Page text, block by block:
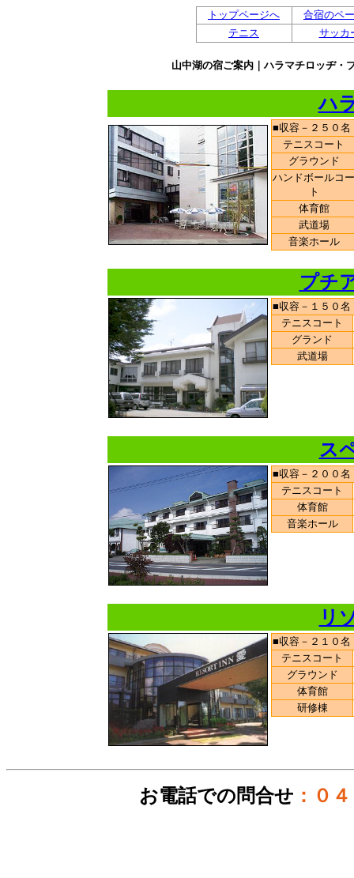
トップページへ
合宿のペ
テニス
サッカ
山中湖の宿ご案内｜ハラマチロッヂ・
ハ
■収容－２５０
テニスコート
グラウンド
ハンドボールコー
ト
体育館
武道場
音楽ホール
プチ
■収容－１５０
テニスコート
グランド
武道場
ス
■収容－２００
テニスコート
体育館
音楽ホール
リ
■収容－２１０
テニスコート
グラウンド
体育館
研修棟
お電話での問合せ ：０